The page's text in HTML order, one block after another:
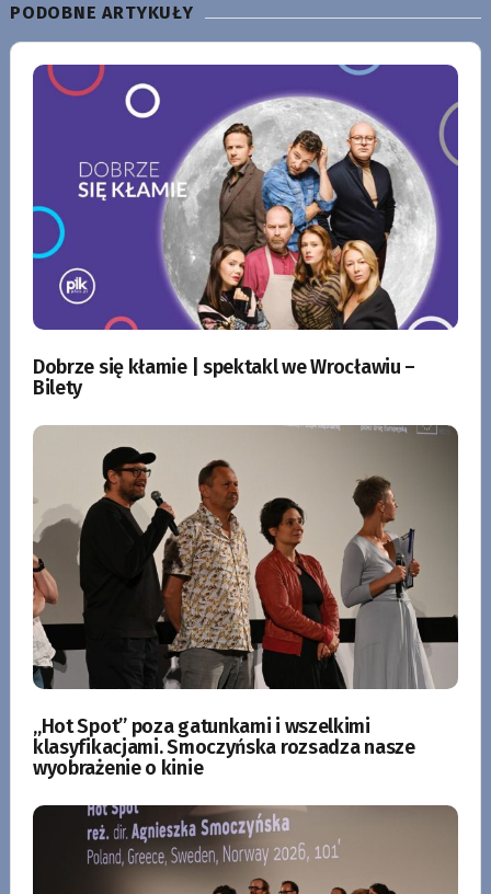
PODOBNE ARTYKUŁY
Dobrze się kłamie | spektakl we Wrocławiu –
Bilety
„Hot Spot” poza gatunkami i wszelkimi
klasyfikacjami. Smoczyńska rozsadza nasze
wyobrażenie o kinie